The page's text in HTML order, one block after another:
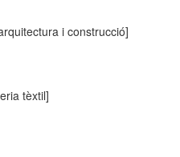
i construcció]
tèxtil]